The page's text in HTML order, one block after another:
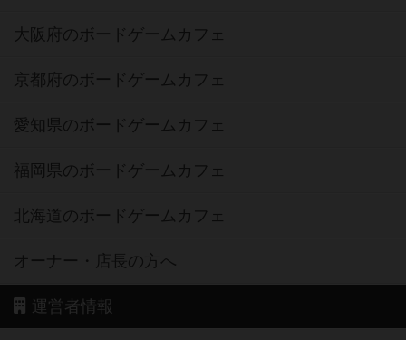
大阪府のボードゲームカフェ
京都府のボードゲームカフェ
愛知県のボードゲームカフェ
福岡県のボードゲームカフェ
北海道のボードゲームカフェ
オーナー・店長の方へ
運営者情報